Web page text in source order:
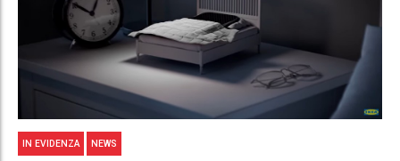
IN EVIDENZA NEWS